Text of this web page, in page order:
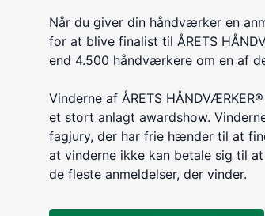
Når du giver din håndværker en
for at blive finalist til ÅRETS
end 4.500 håndværkere om en af
Vinderne af ÅRETS
et stort anlagt awardshow.
fagjury, der har frie hænder til at
at vinderne ikke kan betale sig til
de fleste anmeldelser, der vinder.